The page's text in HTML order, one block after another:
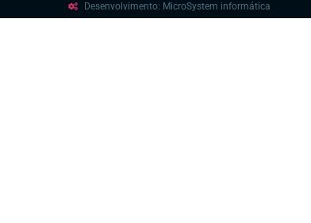
Desenvolvimento: MicroSystem informática